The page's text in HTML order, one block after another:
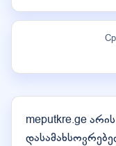
meputkre.ge